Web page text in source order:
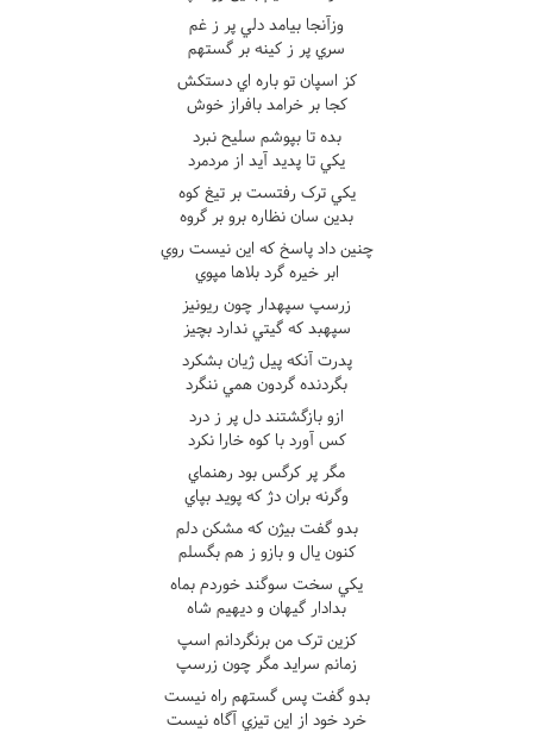
وزآنجا بيامد دلي پر ز غم
سري پر ز کينه بر گستهم
کز اسپان تو باره اي دستکش
کجا بر خرامد بافراز خوش
بده تا بپوشم سليح نبرد
يکي تا پديد آيد از مردمرد
يکي ترک رفتست بر تيغ کوه
بدين سان نظاره برو بر گروه
چنين داد پاسخ که اين نيست روي
ابر خيره گرد بلاها مپوي
زرسپ سپهدار چون ريونيز
سپهبد که گيتي ندارد بچيز
پدرت آنکه پيل ژيان بشکرد
بگردنده گردون همي ننگرد
ازو بازگشتند دل پر ز درد
کس آورد با کوه خارا نکرد
مگر پر کرگس بود رهنماي
وگرنه بران دژ که پويد بپاي
بدو گفت بيژن که مشکن دلم
کنون يال و بازو ز هم بگسلم
يکي سخت سوگند خوردم بماه
بدادار گيهان و ديهيم شاه
کزين ترک من برنگردانم اسپ
زمانم سرايد مگر چون زرسپ
بدو گفت پس گستهم راه نيست
خرد خود از اين تيزي آگاه نيست